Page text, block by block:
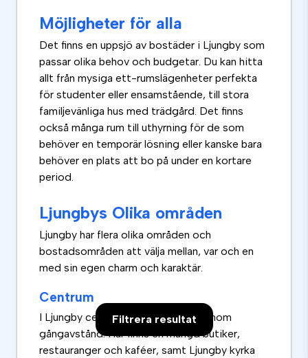
Filtrera resultat
Möjligheter för alla
Det finns en uppsjö av bostäder i Ljungby som
passar olika behov och budgetar. Du kan hitta
allt från mysiga ett-rumslägenheter perfekta
för studenter eller ensamstående, till stora
familjevänliga hus med trädgård. Det finns
också många rum till uthyrning för de som
behöver en temporär lösning eller kanske bara
behöver en plats att bo på under en kortare
period.
Ljungbys Olika områden
Ljungby har flera olika områden och
bostadsområden att välja mellan, var och en
med sin egen charm och karaktär.
Centrum
I Ljungby centrum finns det mesta inom
gångavstånd. Här finns en mängd butiker,
restauranger och kaféer, samt Ljungby kyrka